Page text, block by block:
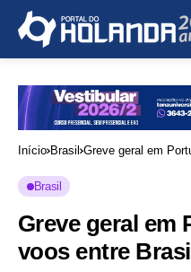
Início Brasil Greve geral em
Brasil
Greve geral em
voos entre